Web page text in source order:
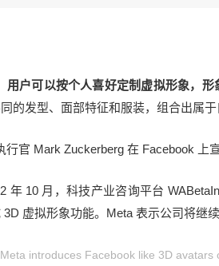
用户可以按个人喜好定制虚拟形象，形
的发型、面部特征和服装，组合出属于
行官 Mark Zuckerberg 在 Facebook 上
年 10 月，科技产业咨询平台
虚拟形象功能。Meta 表示公司将继
introduces Facebook like 3D avatars